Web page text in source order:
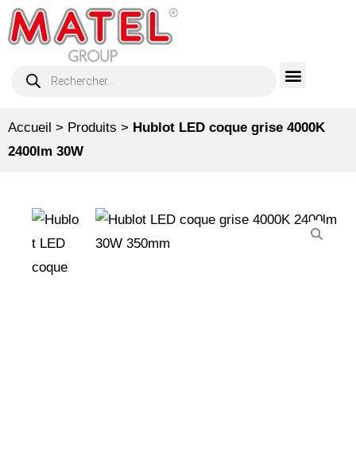
Accueil > Produits > Hublot LED coque grise 4000K
2400lm 30W